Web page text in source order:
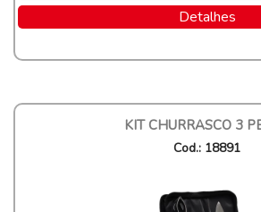
Detalhes
KIT CHURRASCO 3
Cod.: 18891